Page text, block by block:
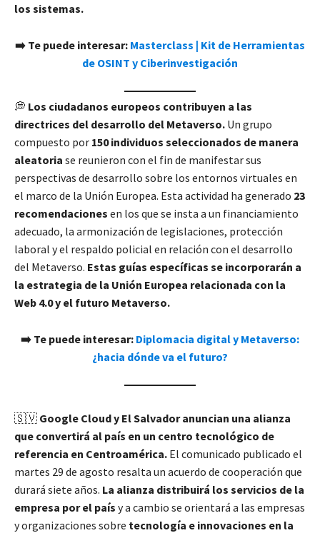
los sistemas.
➡️ Te puede interesar: Masterclass | Kit de Herramientas
de OSINT y Ciberinvestigación
💭 Los ciudadanos europeos contribuyen a las
directrices del desarrollo del Metaverso. Un grupo
compuesto por 150 individuos seleccionados de manera
aleatoria se reunieron con el fin de manifestar sus
perspectivas de desarrollo sobre los entornos virtuales en
el marco de la Unión Europea. Esta actividad ha generado 23
recomendaciones en los que se insta a un financiamiento
adecuado, la armonización de legislaciones, protección
laboral y el respaldo policial en relación con el desarrollo
del Metaverso. Estas guías específicas se incorporarán a
la estrategia de la Unión Europea relacionada con la
Web 4.0 y el futuro Metaverso.
➡️ Te puede interesar: Diplomacia digital y Metaverso:
¿hacia dónde va el futuro?
🇸🇻 Google Cloud y El Salvador anuncian una alianza
que convertirá al país en un centro tecnológico de
referencia en Centroamérica. El comunicado publicado el
martes 29 de agosto resalta un acuerdo de cooperación que
durará siete años. La alianza distribuirá los servicios de la
empresa por el país y a cambio se orientará a las empresas
y organizaciones sobre tecnología e innovaciones en la